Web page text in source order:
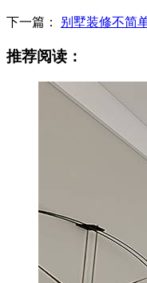
下一篇： 别墅装修不简
推荐阅读：